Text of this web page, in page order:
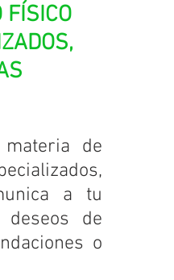
FÍSICO
de
a tu
de
o